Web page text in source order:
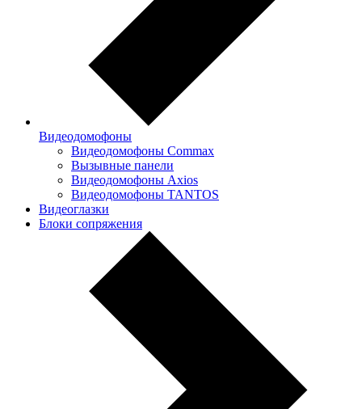
Видеодомофоны
Видеодомофоны Commax
Вызывные панели
Видеодомофоны Axios
Видеодомофоны TANTOS
Видеоглазки
Блоки сопряжения